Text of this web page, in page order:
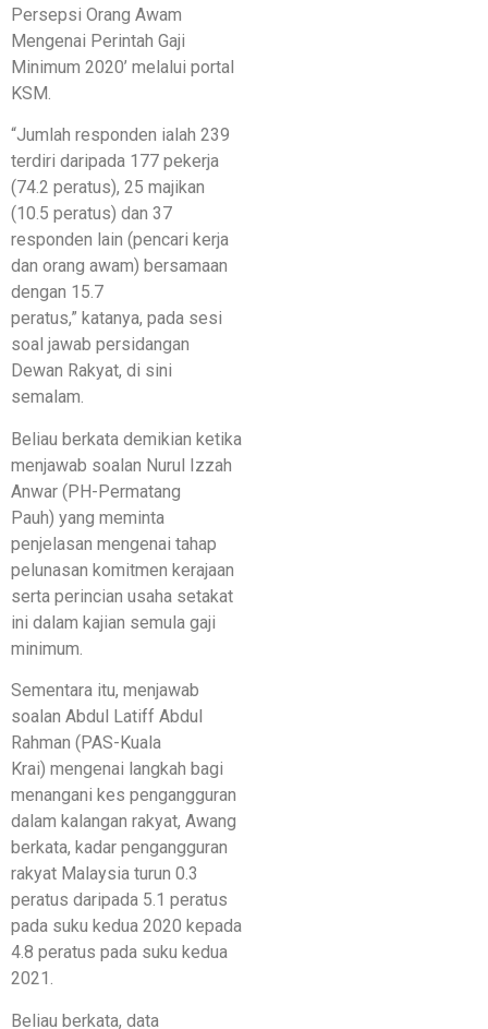
Persepsi Orang Awam
Mengenai Perintah Gaji
Minimum 2020’ melalui portal
KSM.
“Jumlah responden ialah 239
terdiri daripada 177 pekerja
(74.2 peratus), 25 majikan
(10.5 peratus) dan 37
responden lain (pencari kerja
dan orang awam) bersamaan
dengan 15.7
peratus,” katanya, pada sesi
soal jawab persidangan
Dewan Rakyat, di sini
semalam.
Beliau berkata demikian ketika
menjawab soalan Nurul Izzah
Anwar (PH-Permatang
Pauh) yang meminta
penjelasan mengenai tahap
pelunasan komitmen kerajaan
serta perincian usaha setakat
ini dalam kajian semula gaji
minimum.
Sementara itu, menjawab
soalan Abdul Latiff Abdul
Rahman (PAS-Kuala
Krai) mengenai langkah bagi
menangani kes pengangguran
dalam kalangan rakyat, Awang
berkata, kadar pengangguran
rakyat Malaysia turun 0.3
peratus daripada 5.1 peratus
pada suku kedua 2020 kepada
4.8 peratus pada suku kedua
2021.
Beliau berkata, data